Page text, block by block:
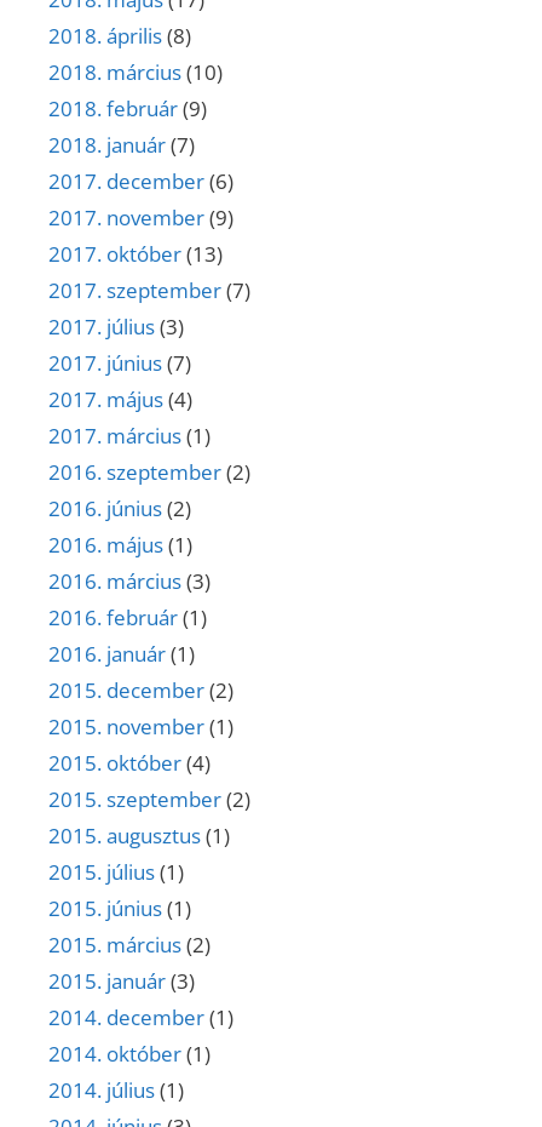
2018. április(8)
2018. március(10)
2018. február(9)
2018. január(7)
2017. december(6)
2017. november(9)
2017. október(13)
2017. szeptember(7)
2017. július(3)
2017. június(7)
2017. május(4)
2017. március(1)
2016. szeptember(2)
2016. június(2)
2016. május(1)
2016. március(3)
2016. február(1)
2016. január(1)
2015. december(2)
2015. november(1)
2015. október(4)
2015. szeptember(2)
2015. augusztus(1)
2015. július(1)
2015. június(1)
2015. március(2)
2015. január(3)
2014. december(1)
2014. október(1)
2014. július(1)